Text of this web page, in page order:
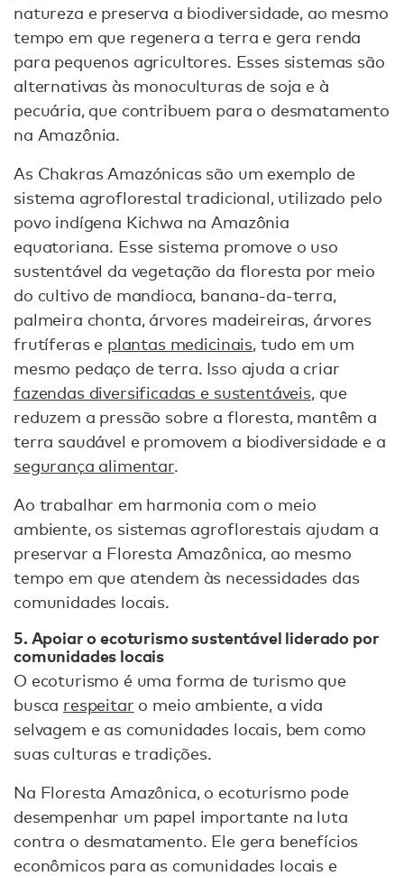
natureza e preserva a biodiversidade, ao mesmo
tempo em que regenera a terra e gera renda
para pequenos agricultores. Esses sistemas são
alternativas às monoculturas de soja e à
pecuária, que contribuem para o desmatamento
na Amazônia.
As Chakras Amazónicas são um exemplo de
sistema agroflorestal tradicional, utilizado pelo
povo indígena Kichwa na Amazônia
equatoriana. Esse sistema promove o uso
sustentável da vegetação da floresta por meio
do cultivo de mandioca, banana-da-terra,
palmeira chonta, árvores madeireiras, árvores
frutíferas e plantas medicinais, tudo em um
mesmo pedaço de terra. Isso ajuda a criar
fazendas diversificadas e sustentáveis, que
reduzem a pressão sobre a floresta, mantêm a
terra saudável e promovem a biodiversidade e a
segurança alimentar.
Ao trabalhar em harmonia com o meio
ambiente, os sistemas agroflorestais ajudam a
preservar a Floresta Amazônica, ao mesmo
tempo em que atendem às necessidades das
comunidades locais.
5. Apoiar o ecoturismo sustentável liderado por
comunidades locais
O ecoturismo é uma forma de turismo que
busca respeitar o meio ambiente, a vida
selvagem e as comunidades locais, bem como
suas culturas e tradições.
Na Floresta Amazônica, o ecoturismo pode
desempenhar um papel importante na luta
contra o desmatamento. Ele gera benefícios
econômicos para as comunidades locais e